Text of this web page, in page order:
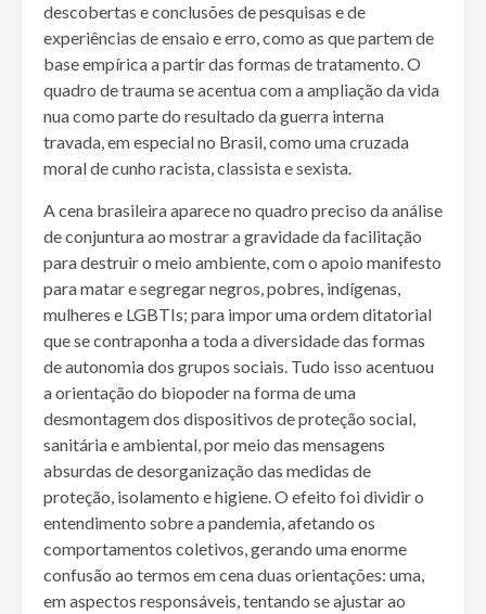
descobertas e conclusões de pesquisas e de
experiências de ensaio e erro, como as que partem de
base empírica a partir das formas de tratamento. O
quadro de trauma se acentua com a ampliação da vida
nua como parte do resultado da guerra interna
travada, em especial no Brasil, como uma cruzada
moral de cunho racista, classista e sexista.
A cena brasileira aparece no quadro preciso da análise
de conjuntura ao mostrar a gravidade da facilitação
para destruir o meio ambiente, com o apoio manifesto
para matar e segregar negros, pobres, indígenas,
mulheres e LGBTIs; para impor uma ordem ditatorial
que se contraponha a toda a diversidade das formas
de autonomia dos grupos sociais. Tudo isso acentuou
a orientação do biopoder na forma de uma
desmontagem dos dispositivos de proteção social,
sanitária e ambiental, por meio das mensagens
absurdas de desorganização das medidas de
proteção, isolamento e higiene. O efeito foi dividir o
entendimento sobre a pandemia, afetando os
comportamentos coletivos, gerando uma enorme
confusão ao termos em cena duas orientações: uma,
em aspectos responsáveis, tentando se ajustar ao